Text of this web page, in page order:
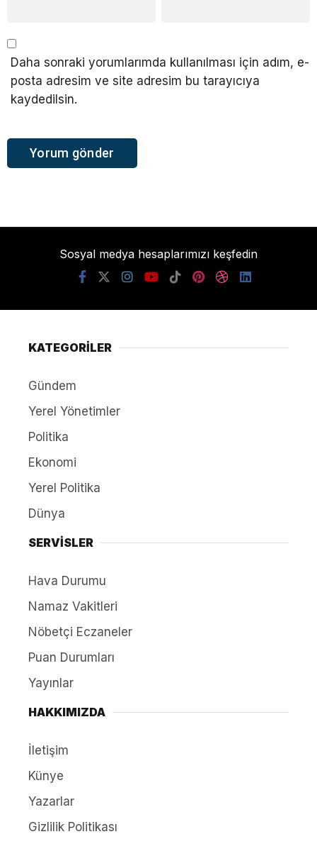
Daha sonraki yorumlarımda kullanılması için adım, e-
posta adresim ve site adresim bu tarayıcıya
kaydedilsin.
Sosyal medya hesaplarımızı keşfedin
KATEGORİLER
Gündem
Yerel Yönetimler
Politika
Ekonomi
Yerel Politika
Dünya
SERVİSLER
Hava Durumu
Namaz Vakitleri
Nöbetçi Eczaneler
Puan Durumları
Yayınlar
HAKKIMIZDA
İletişim
Künye
Yazarlar
Gizlilik Politikası